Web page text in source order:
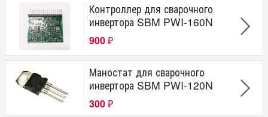
Контроллер для сварочного
инвертора SBM PWI-160N
900 ₽
Маностат для сварочного
инвертора SBM PWI-120N
300 ₽